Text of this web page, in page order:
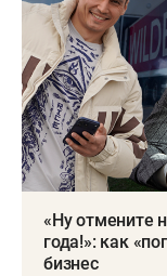
«Ну отмените
года!»: как
бизнес